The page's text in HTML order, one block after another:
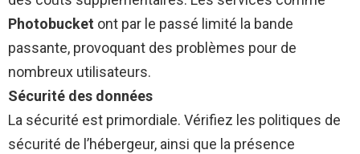
Photobucket ont par le passé limité la bande
passante, provoquant des problèmes pour de
nombreux utilisateurs.
Sécurité des données
La sécurité est primordiale. Vérifiez les politiques de
sécurité de l’hébergeur, ainsi que la présence